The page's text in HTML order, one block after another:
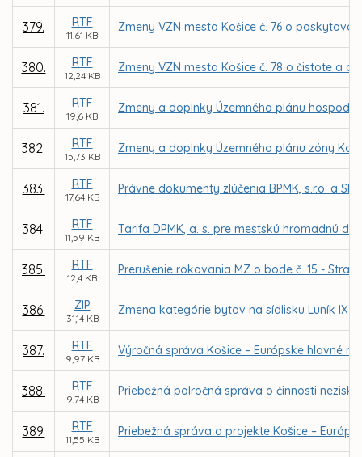
379. RTF
11,61 KB
Zmeny VZN mesta Košice č. 76 o
380. RTF
12,24 KB
Zmeny VZN mesta Košice č. 78 o čistote a o
381. RTF
19,6 KB
Zmeny a doplnky Územného plánu
382. RTF
15,73 KB
Zmeny a doplnky Územného plánu zóny
383. RTF
17,64 KB
Právne dokumenty zlúčenia BPMK, s.r.o. a
384. RTF
11,59 KB
Tarifa DPMK, a. s. pre mestskú hromadnú
385. RTF
12,4 KB
Prerušenie rokovania MZ o bode č. 15 -
386. ZIP
31,14 KB
Zmena kategórie bytov na sídlisku Luník IX v
387. RTF
9,97 KB
Výročná správa Košice – Európske hlavné
388. RTF
9,74 KB
Priebežná polročná správa o činnosti
389. RTF
11,55 KB
Priebežná správa o projekte Košice –